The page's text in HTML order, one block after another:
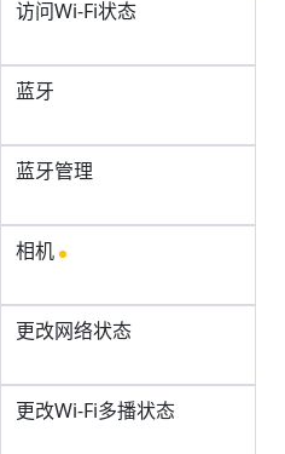
访问Wi-Fi状态
蓝牙
蓝牙管理
相机
更改网络状态
更改Wi-Fi多播状态